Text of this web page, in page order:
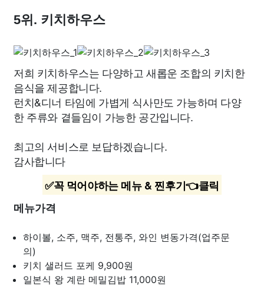
5위. 키치하우스
저희 키치하우스는 다양하고 새롭운 조합의 키치한
음식을 제공합니다.
런치&디너 타임에 가볍게 식사만도 가능하며 다양
한 주류와 곁들임이 가능한 공간입니다.
최고의 서비스로 보답하겠습니다.
감사합니다
✅꼭 먹어야하는 메뉴 & 찐후기👈클릭
메뉴가격
하이볼, 소주, 맥주, 전통주, 와인 변동가격(업주문
의)
키치 샐러드 포케 9,900원
일본식 왕 계란 메밀김밥 11,000원